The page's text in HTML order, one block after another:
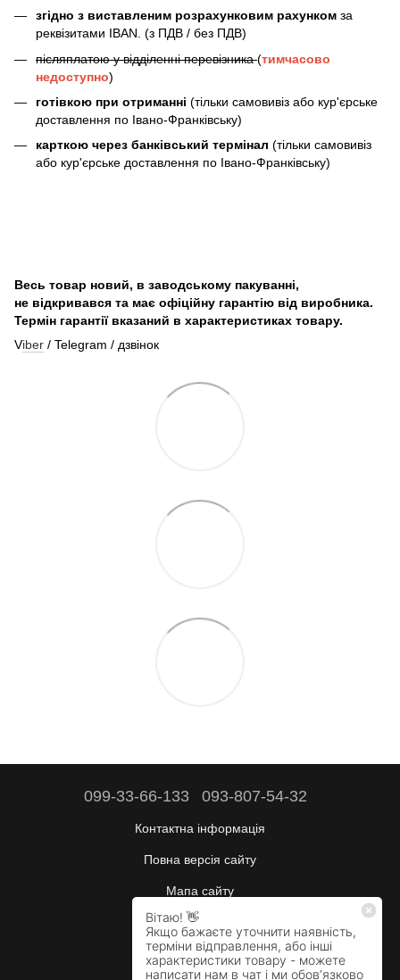
згідно з виставленим розрахунковим рахунком за
реквізитами IBAN. (з ПДВ / без ПДВ)
післяплатою у відділенні перевізника(тимчасово
недоступно)
готівкою при отриманні (тільки самовивіз або кур'єрське
доставлення по Івано-Франківську)
карткою через банківський термінал (тільки самовивіз
або кур'єрське доставлення по Івано-Франківську)
Весь товар новий, в заводському пакуванні,
не відкривався та має офіційну гарантію від виробника.
Термін гарантії вказаний в характеристиках товару.
Viber / Telegram / дзвінок
099-33-66-133 093-807-54-32
Контактна інформація
Повна версія сайту
Мапа сайту
Будні: 10:00–17:00
Сб:вихідний